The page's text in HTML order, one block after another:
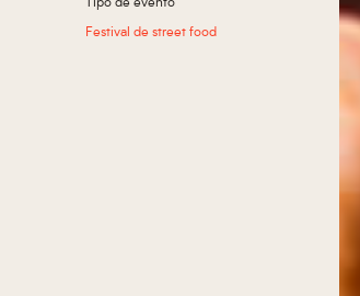
Tipo de evento
Festival de street food